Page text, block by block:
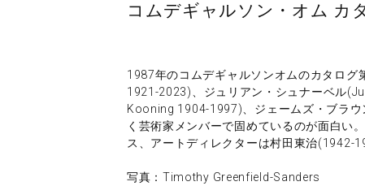
コムデギャルソン・オム カ
1987年のコムデギャルソンオムのカタロ
1921-2023)、ジュリアン・シュナーベル
Kooning 1904-1997)、ジェームズ・ブラ
く芸術家メンバーで固めているのが面白い
ス、アートディレクターは村田東治(1942-
写真：Timothy Greenfield-Sanders